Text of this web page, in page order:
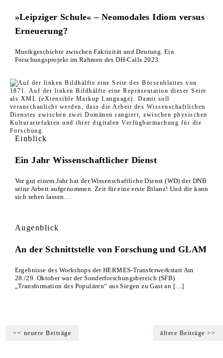
»Leipziger Schule« – Neomodales Idiom versus
Erneuerung?
Musikgeschichte zwischen Faktizität und Deutung. Ein
Forschungsprojekt im Rahmen des DH-Calls 2023.
Einblick
Ein Jahr Wissenschaftlicher Dienst
Vor gut einem Jahr hat der Wissenschaftliche Dienst (WD) der DNB
seine Arbeit aufgenommen. Zeit für eine erste Bilanz! Und die kann
sich sehen lassen…
Augenblick
An der Schnittstelle von Forschung und GLAM
Ergebnisse des Workshops der HERMES-Transferwerkstatt Am
28./29. Oktober war der Sonderforschungsbereich (SFB)
„Transformation des Populären“ aus Siegen zu Gast an […]
ältere Beiträge >>
<< neuere Beiträge